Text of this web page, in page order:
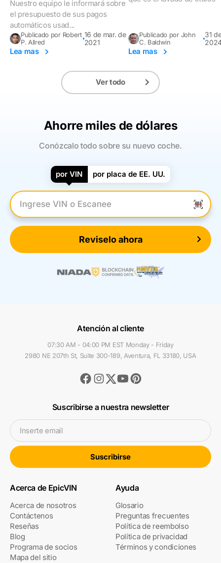
que debe saber
Nuestro equipo le informará sobre
el presupuesto de sus pagos
automáticos usad...
Publicado por Robert
P. Allred
16 de mar. de
2021
Lea mas
Publicado por John
C. Baldwin
31
Lea mas
Ver todo
Ahorre miles de dólares
Conózcalo todo sobre su nuevo coche.
por VIN por placa de EE. UU.
Introduzca el VIN
Reviselo ahora
Atención al cliente
07:30 AM - 04:00 PM EST Monday - Friday
2980 NE 207th St, Suite 300-189, Aventura, FL 33180, USA
Facebook
Instagram
TwitterYoutubePinterest
Suscribirse a nuestra newsletter
Inserte email
Suscribirse
Acerca de EpicVIN
Acerca de nosotros
Contáctenos
Reseñas
Blog
Programa de socios
Mapa del sitio
Ayuda
Glosario
Preguntas frecuentes
Política de reembolso
Política de privacidad
Términos y condiciones